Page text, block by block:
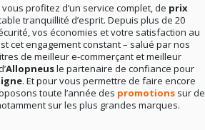
vous profitez d’un service complet, de prix
tranquillité d’esprit. Depuis plus de 20
vos économies et votre satisfaction au
cet engagement constant – salué par nos
de meilleur e-commerçant et meilleur
Allopneusle partenaire de confiance pour
. Et pour vous permettre de faire encore
toute l’année des promotions sur de
sur les plus grandes marques.